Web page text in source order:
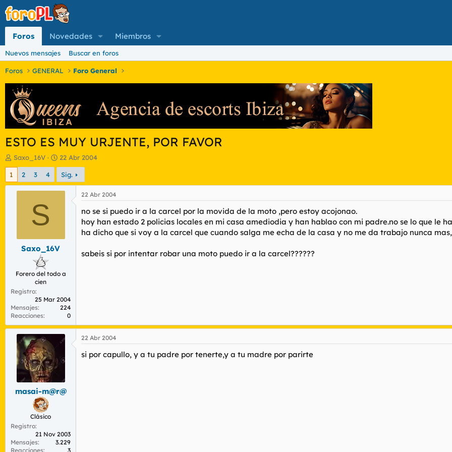
Foros Novedades Miembros
Nuevos mensajes Buscar en foros
Foros GENERAL Foro General
ESTO ES MUY URJENTE, POR FAVOR
I
n
c
d
e
a
Saxo_16V
F
e
c
h
a
i
c
22 Abr 2004
1 2 3 4 Sig.
S
Saxo_16V
Forero del todo a
cien
Registro
25 Mar 2004
Mensajes
224
Reacciones
0
22 Abr 2004
no se si puedo ir a la carcel por la movida de la moto ,pero estoy acojonao.
hoy han estado 2 policias locales en mi casa amediodia y han hablao con mi padre.no se lo que le
ha dicho que si voy a la carcel que cuando salga me echa de la casa y no me da trabajo nunca mas,
sabeis si por intentar robar una moto puedo ir a la carcel??????
masai-m@r@
Clásico
Registro
21 Nov 2003
Mensajes
3.229
Reacciones
3
22 Abr 2004
si por capullo, y a tu padre por tenerte,y a tu madre por parirte